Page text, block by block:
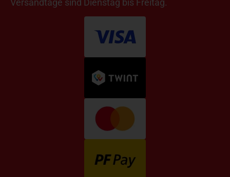
Versandtage sind Dienstag bis Freitag.